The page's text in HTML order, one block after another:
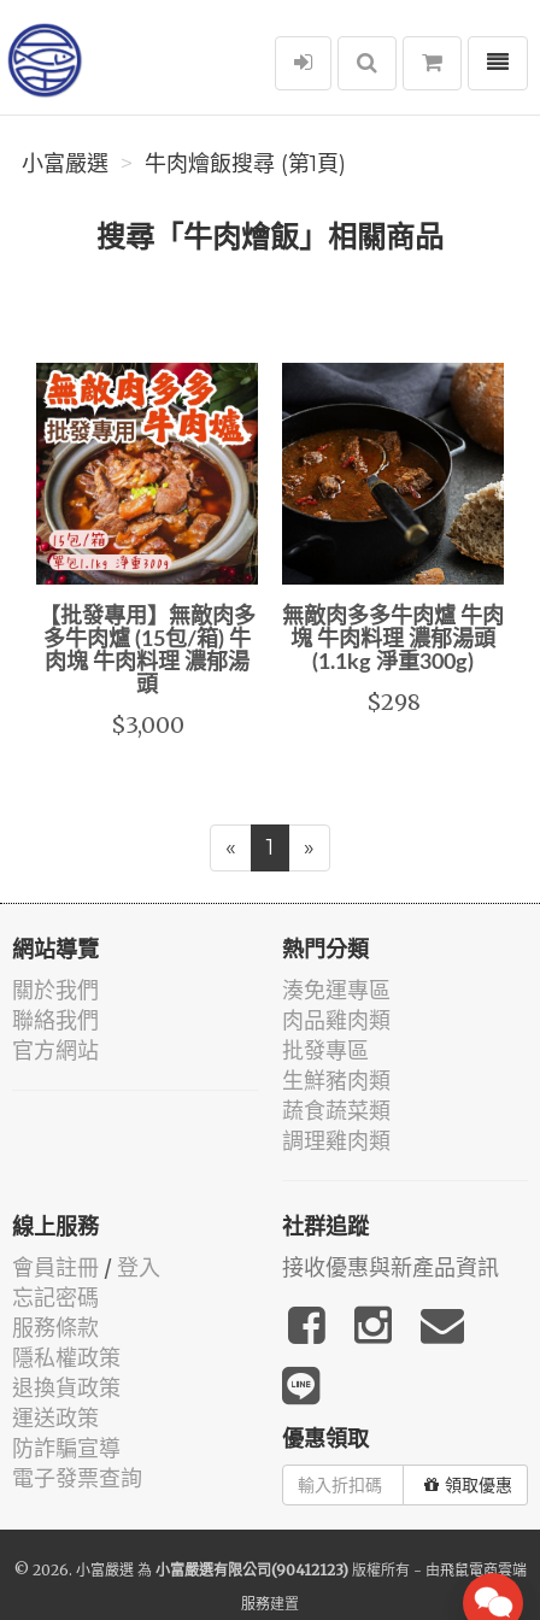
小富嚴選
選單
小富嚴選 牛肉燴飯搜尋 (第1頁)
搜尋「牛肉燴飯」相關商品
【批發專用】無敵肉多
多牛肉爐 (15包/箱) 牛
肉塊 牛肉料理 濃郁湯
頭
$3,000
無敵肉多多牛肉爐 牛肉
塊 牛肉料理 濃郁湯頭
(1.1kg 淨重300g)
$298
« 1 »
網站導覽
關於我們
聯絡我們
官方網站
熱門分類
湊免運專區
肉品雞肉類
批發專區
生鮮豬肉類
蔬食蔬菜類
調理雞肉類
線上服務
會員註冊 / 登入
忘記密碼
服務條款
隱私權政策
退換貨政策
運送政策
防詐騙宣導
電子發票查詢
社群追蹤
接收優惠與新產品資訊
優惠領取
領取優惠
© 2026. 小富嚴選為 小富嚴選有限公司(90412123)版權所有 - 由飛鼠電商雲端
服務建置